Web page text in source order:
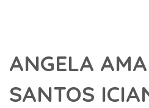
ANGELA
SANTOS